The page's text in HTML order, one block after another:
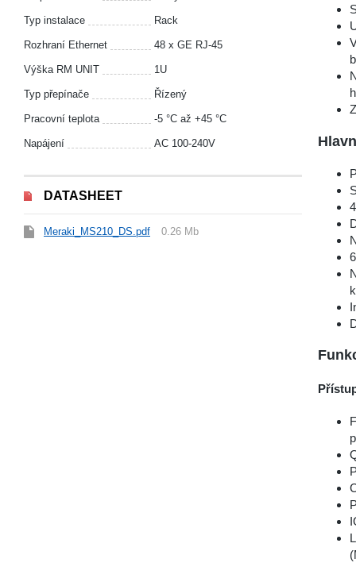
Typ instalace Rack
Rozhraní Ethernet 48 x GE RJ-45
Výška RM UNIT 1U
Typ přepínače Řízený
Pracovní teplota -5 °С až +45 °С
Napájení AC 100-240V
DATASHEET
Meraki_MS210_DS.pdf 0.26 Mb